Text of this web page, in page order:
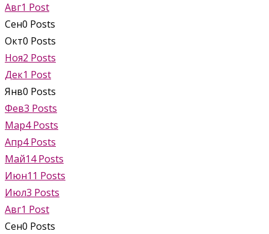
Авг1 Post
Сен0 Posts
Окт0 Posts
Ноя2 Posts
Дек1 Post
Янв0 Posts
Фев3 Posts
Мар4 Posts
Апр4 Posts
Май14 Posts
Июн11 Posts
Июл3 Posts
Авг1 Post
Сен0 Posts